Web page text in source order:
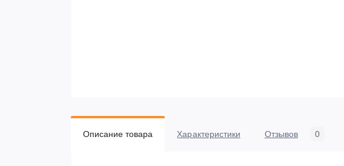
Описание товара Характеристики Отзывов 0